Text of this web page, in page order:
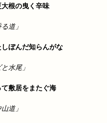
根の曳く辛味
道」
ぼんだ知らんがな
水尾」
て敷居をまたぐ海
道」